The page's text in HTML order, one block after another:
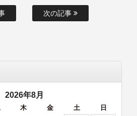
次の記事
2026年8月
木 金 土 日